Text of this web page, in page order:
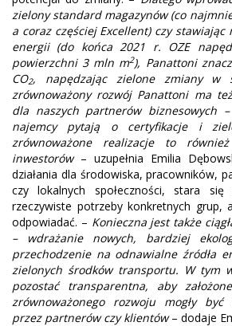
zielony standard magazynów (co
a coraz częściej Excellent) czy stawiając
energii (do końca 2021 r. OZE
powierzchni 3 mln m2), Panattoni
CO2, napędzając zielone zmiany w
zrównoważony rozwój Panattoni ma
dla naszych partnerów biznesowych
najemcy pytają o certyfikacje i
zrównoważone realizacje to
inwestorów– uzupełnia Emilia
działania dla środowiska, pracowników,
czy lokalnych społeczności, stara się
rzeczywiste potrzeby konkretnych grup,
odpowiadać. – Konieczna jest także
– wdrażanie nowych, bardziej
przechodzenie na odnawialne źródła
zielonych środków transportu. W tym
pozostać transparentna, aby
zrównoważonego rozwoju mogły być
przez partnerów czy klientów– dodaje